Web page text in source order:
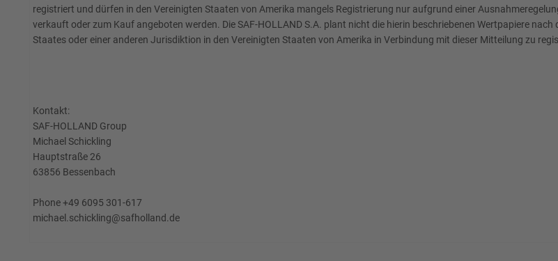
registriert und dürfen in den Vereinigten Staaten von Amerika mangels Registrierung nur aufgrund einer
verkauft oder zum Kauf angeboten werden. Die SAF-HOLLAND S.A. plant nicht die hierin beschriebenen Wertpapiere
Staates oder einer anderen Jurisdiktion in den Vereinigten Staaten von Amerika in Verbindung mit dieser Mitteilung zu
Kontakt:
SAF-HOLLAND Group
Michael Schickling
Hauptstraße 26
63856 Bessenbach
Phone +49 6095 301-617
michael.schickling@safholland.de